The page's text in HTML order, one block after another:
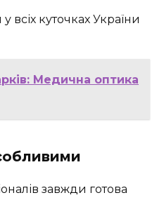
всіх куточках України
Медична оптика
завжди готова